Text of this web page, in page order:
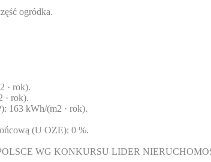
ogródka.
· rok).
· rok).
163 kWh/(m2 · rok).
(U OZE): 0 %.
WG KONKURSU LIDER